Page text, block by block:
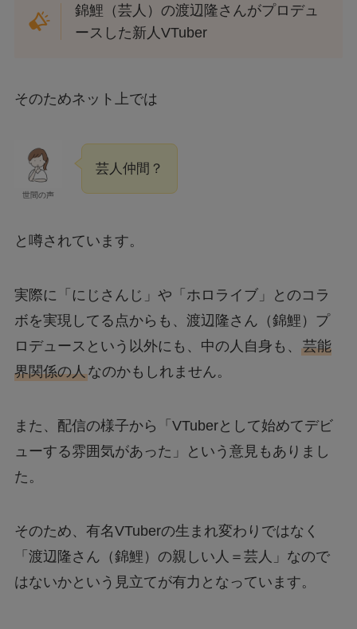
錦鯉（芸人）の渡辺隆さんがプロデュ
ースした新人VTuber
そのためネット上では
世間の声
芸人仲間？
と噂されています。
実際に「にじさんじ」や「ホロライブ」とのコラ
ボを実現してる点からも、渡辺隆さん（錦鯉）プ
ロデュースという以外にも、中の人自身も、 芸能
界関係の人なのかもしれません。
また、配信の様子から「VTuberとして始めてデビ
ューする雰囲気があった」という意見もありまし
た。
そのため、有名VTuberの生まれ変わりではなく
「渡辺隆さん（錦鯉）の親しい人＝芸人」なので
はないかという見立てが有力となっています。